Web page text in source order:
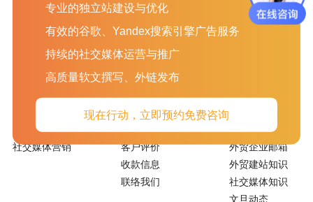
服务项目
GOOGLE 广告
社交媒体营销
关于我们
关于我们
加入我们
客户评价
收款信息
联络我们
外贸站推广知识
外贸企业邮箱
外贸建站知识
社交媒体知识
文旦动态
专业的独立站建设与优化
有效的谷歌、Yandex搜索引擎广告服务
持续的社交媒体运营与推广
高质量软文撰写、外链发布
现在行动，立即预约免费咨询